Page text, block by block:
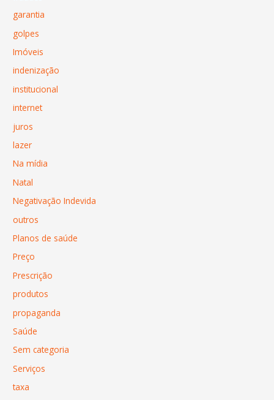
garantia
golpes
Imóveis
indenização
institucional
internet
juros
lazer
Na mídia
Natal
Negativação Indevida
outros
Planos de saúde
Preço
Prescrição
produtos
propaganda
Saúde
Sem categoria
Serviços
taxa